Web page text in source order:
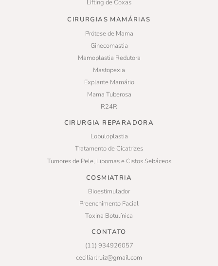
Lifting de Coxas
CIRURGIAS MAMÁRIAS
Prótese de Mama
Ginecomastia
Mamoplastia Redutora
Mastopexia
Explante Mamário
Mama Tuberosa
R24R
CIRURGIA REPARADORA
Lobuloplastia
Tratamento de Cicatrizes
Tumores de Pele, Lipomas e Cistos Sebáceos
COSMIATRIA
Bioestimulador
Preenchimento Facial
Toxina Botulínica
CONTATO
(11) 934926057
ceciliarlruiz@gmail.com